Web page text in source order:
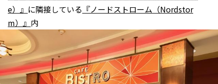
e）』 に隣接している 『ノードストローム（Nordstor
m）』 内